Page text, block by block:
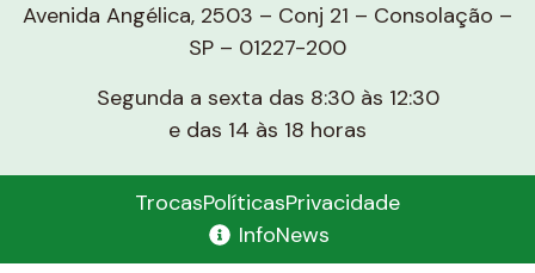
Avenida Angélica, 2503 – Conj 21 – Consolação –
SP – 01227-200
Segunda a sexta das 8:30 às 12:30
e das 14 às 18 horas
TrocasPolíticasPrivacidade
InfoNews